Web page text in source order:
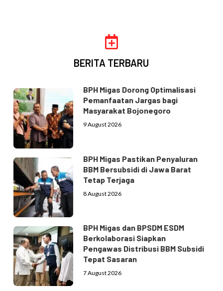
BERITA TERBARU
BPH Migas Dorong Optimalisasi
Pemanfaatan Jargas bagi
Masyarakat Bojonegoro
9 August 2026
BPH Migas Pastikan Penyaluran
BBM Bersubsidi di Jawa Barat
Tetap Terjaga
8 August 2026
BPH Migas dan BPSDM ESDM
Berkolaborasi Siapkan
Pengawas Distribusi BBM Subsidi
Tepat Sasaran
7 August 2026